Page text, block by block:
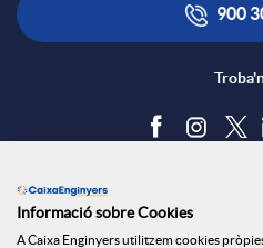
x
s
S
i
c
ó
a
900
Informació sobre Cookies
A Caixa Enginyers utilitzem cookies